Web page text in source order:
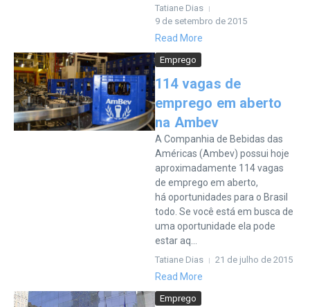
Tatiane Dias
9 de setembro de 2015
Read More
Emprego
114 vagas de
emprego em aberto
na Ambev
A Companhia de Bebidas das
Américas (Ambev) possui hoje
aproximadamente 114 vagas
de emprego em aberto,
há oportunidades para o Brasil
todo. Se você está em busca de
uma oportunidade ela pode
estar aq...
Tatiane Dias 21 de julho de 2015
Read More
Emprego